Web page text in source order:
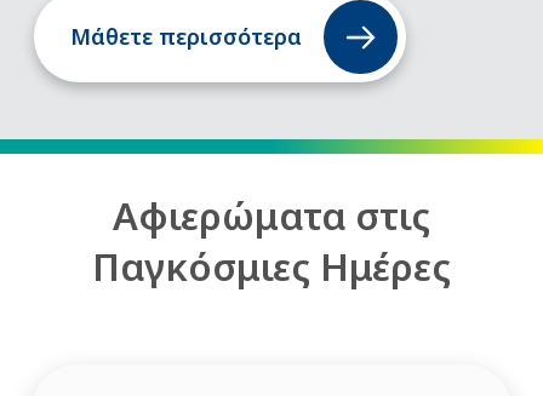
Μάθετε περισσότερα
Αφιερώματα στις
Παγκόσμιες Ημέρες